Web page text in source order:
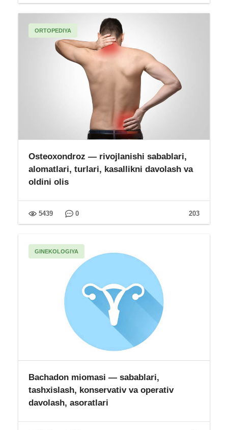
ORTOPEDIYA
Osteoxondroz — rivojlanishi sabablari,
alomatlari, turlari, kasallikni davolash va
oldini olis
203
5439 0
GINEKOLOGIYA
Bachadon miomasi — sabablari,
tashxislash, konservativ va operativ
davolash, asoratlari